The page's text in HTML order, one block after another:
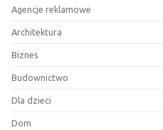
Agencje reklamowe
Architektura
Biznes
Budownictwo
Dla dzieci
Dom